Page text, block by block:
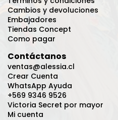
Cambios y devoluciones
Embajadores
Tiendas Concept
Como pagar
Contáctanos
ventas@alessia.cl
Crear Cuenta
WhatsApp Ayuda
+569 9346 9526
Victoria Secret por mayor
Mi cuenta